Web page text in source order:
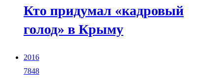
Кто придумал «кадровый
голод» в Крыму
2016
7848